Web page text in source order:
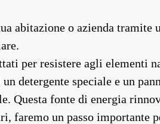
abitazione o azienda tramite
per resistere agli elementi
detergente speciale e un
Questa fonte di energia
faremo un passo importante